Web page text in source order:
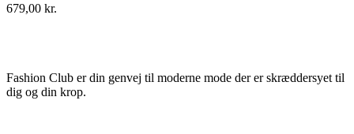
679,00 kr.
Fashion Club er din genvej til moderne mode der er skræddersyet til
dig og din krop.